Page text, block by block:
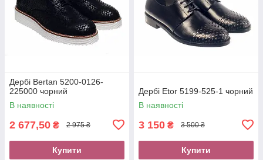
Дербі Bertan 5200-0126-
225000 чорний
В наявності
2 677,50 ₴ 2 975 ₴
Купити
Дербі Etor 5199-525-1 чорний
В наявності
3 150 ₴ 3 500 ₴
Купити